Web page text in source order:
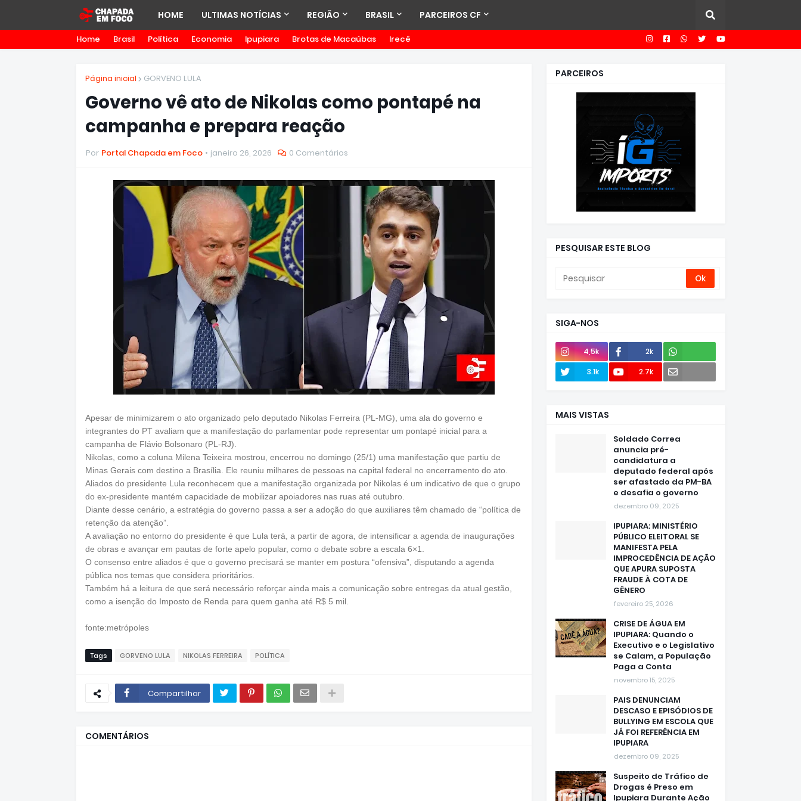
HOME ULTIMAS NOTÍCIAS REGIÃO BRASIL PARCEIROS CF
Home Brasil Política Economia Ipupiara Brotas de Macaúbas Irecê
Página inicial GORVENO LULA
Governo vê ato de Nikolas como pontapé na
campanha e prepara reação
Por Portal Chapada em Foco janeiro 26, 2026 0 Comentários
Apesar de minimizarem o ato organizado pelo deputado Nikolas Ferreira (PL-MG), uma ala do governo e
integrantes do PT avaliam que a manifestação do parlamentar pode representar um pontapé inicial para a
campanha de Flávio Bolsonaro (PL-RJ).
Nikolas, como a coluna Milena Teixeira mostrou, encerrou no domingo (25/1) uma manifestação que partiu de
Minas Gerais com destino a Brasília. Ele reuniu milhares de pessoas na capital federal no encerramento do ato.
Aliados do presidente Lula reconhecem que a manifestação organizada por Nikolas é um indicativo de que o grupo
do ex-presidente mantém capacidade de mobilizar apoiadores nas ruas até outubro.
Diante desse cenário, a estratégia do governo passa a ser a adoção do que auxiliares têm chamado de “política de
retenção da atenção”.
A avaliação no entorno do presidente é que Lula terá, a partir de agora, de intensificar a agenda de inaugurações
de obras e avançar em pautas de forte apelo popular, como o debate sobre a escala 6×1.
O consenso entre aliados é que o governo precisará se manter em postura “ofensiva”, disputando a agenda
pública nos temas que considera prioritários.
Também há a leitura de que será necessário reforçar ainda mais a comunicação sobre entregas da atual gestão,
como a isenção do Imposto de Renda para quem ganha até R$ 5 mil.
fonte:metrópoles
Tags GORVENO LULA NIKOLAS FERREIRA POLÍTICA
Compartilhar
COMENTÁRIOS
PARCEIROS
PESQUISAR ESTE BLOG
SIGA-NOS
4,5k
2k
3.1k
2.7k
MAIS VISTAS
Soldado Correa
anuncia pré-
candidatura a
deputado federal após
ser afastado da PM-BA
e desafia o governo
dezembro 09, 2025
IPUPIARA: MINISTÉRIO
PÚBLICO ELEITORAL SE
MANIFESTA PELA
IMPROCEDÊNCIA DE AÇÃO
QUE APURA SUPOSTA
FRAUDE À COTA DE
GÊNERO
fevereiro 25, 2026
CRISE DE ÁGUA EM
IPUPIARA: Quando o
Executivo e o Legislativo
se Calam, a População
Paga a Conta
novembro 15, 2025
PAIS DENUNCIAM
DESCASO E EPISÓDIOS DE
BULLYING EM ESCOLA QUE
JÁ FOI REFERÊNCIA EM
IPUPIARA
dezembro 09, 2025
Suspeito de Tráfico de
Drogas é Preso em
Ipupiara Durante Ação